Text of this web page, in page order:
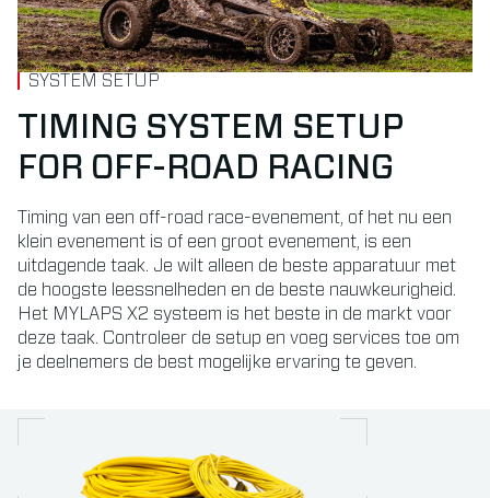
SYSTEM SETUP
TIMING SYSTEM SETUP
FOR OFF-ROAD RACING
Timing van een off-road race-evenement, of het nu een
klein evenement is of een groot evenement, is een
uitdagende taak. Je wilt alleen de beste apparatuur met
de hoogste leessnelheden en de beste nauwkeurigheid.
Het MYLAPS X2 systeem is het beste in de markt voor
deze taak. Controleer de setup en voeg services toe om
je deelnemers de best mogelijke ervaring te geven.